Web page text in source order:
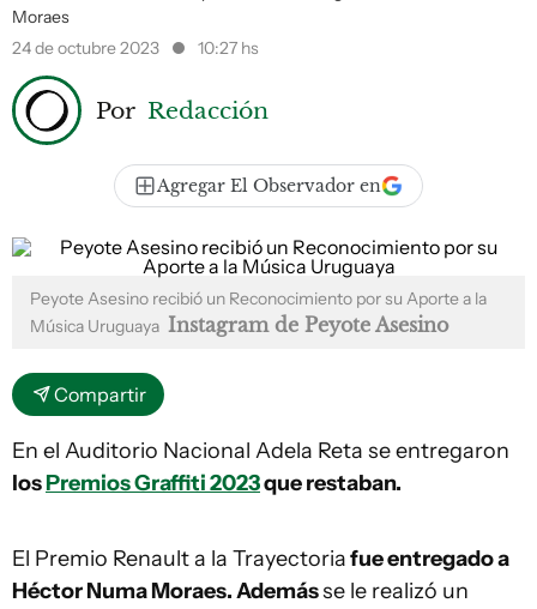
Moraes
24 de octubre 2023
10:27 hs
Por Redacción
Agregar El Observador en
Peyote Asesino recibió un Reconocimiento por su Aporte a la
Música Uruguaya Instagram de Peyote Asesino
Compartir
En el Auditorio Nacional Adela Reta se entregaron
losPremios Graffiti 2023que restaban.
El Premio Renault a la Trayectoriafue entregado a
Héctor Numa Moraes. Ademásse le realizó un